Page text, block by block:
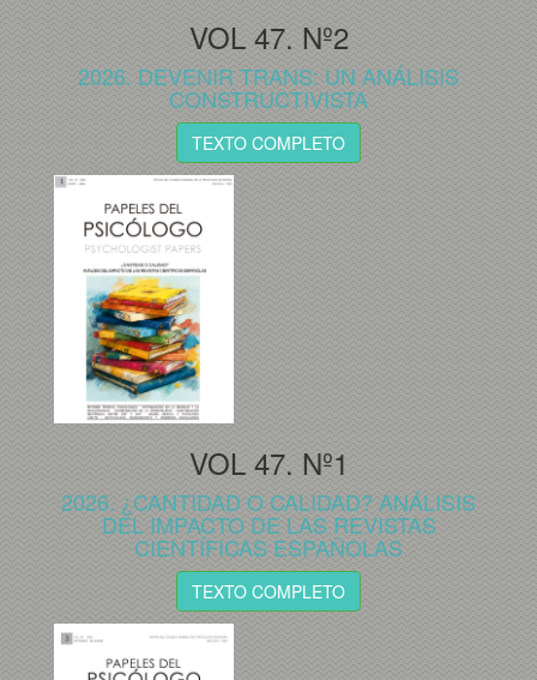
VOL 47. Nº2
2026. DEVENIR TRANS: UN ANÁLISIS
CONSTRUCTIVISTA
TEXTO COMPLETO
VOL 47. Nº1
2026. ¿CANTIDAD O CALIDAD? ANÁLISIS
DEL IMPACTO DE LAS REVISTAS
CIENTÍFICAS ESPAÑOLAS
TEXTO COMPLETO